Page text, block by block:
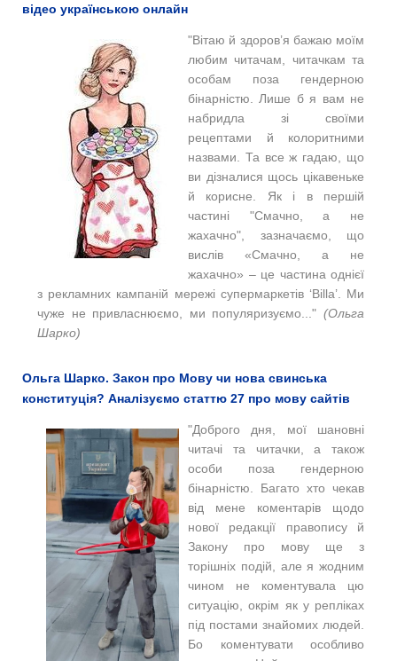
відео українською онлайн
"Вітаю й здоров’я бажаю моїм
любим читачам, читачкам та
особам поза гендерною
бінарністю. Лише б я вам не
набридла зі своїми
рецептами й колоритними
назвами. Та все ж гадаю, що
ви дізналися щось цікавеньке
й корисне. Як і в першій
частині "Смачно, а не
жахачно", зазначаємо, що
вислів «Смачно, а не
жахачно» – це частина однієї
з рекламних кампаній мережі супермаркетів ‘Billa’. Ми
чуже не привласнюємо, ми популяризуємо..." (Ольга
Шарко)​
Ольга Шарко. Закон про Мову чи нова свинська
конституція? Аналізуємо статтю 27 про мову сайтів
"Доброго дня, мої шановні
читачі та читачки, а також
особи поза гендерною
бінарністю. Багато хто чекав
від мене коментарів щодо
нової редакції правопису й
Закону про мову ще з
торішніх подій, але я жодним
чином не коментувала цю
ситуацію, окрім як у репліках
під постами знайомих людей.
Бо коментувати особливо